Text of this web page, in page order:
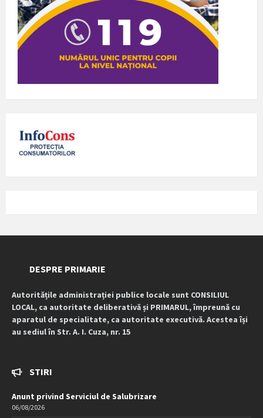
DESPRE PRIMARIE
Autoritățile administrației publice locale sunt CONSILIUL
LOCAL, ca autoritate deliberativă și PRIMARUL, împreună cu
aparatul de specialitate, ca autoritate executivă. Acestea își
au sediul în Str. A. I. Cuza, nr. 15
STIRI
Anunt privind Serviciul de Salubrizare
06/08/2026